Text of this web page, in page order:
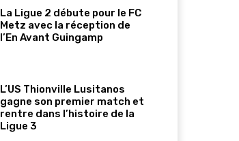
La Ligue 2 débute pour le FC
Metz avec la réception de
l’En Avant Guingamp
L’US Thionville Lusitanos
gagne son premier match et
rentre dans l’histoire de la
Ligue 3